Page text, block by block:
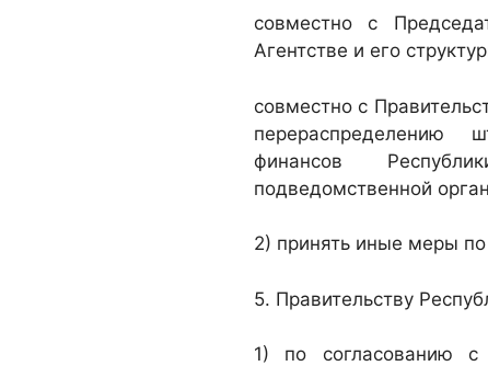
совместно с
Агентстве и его
совместно с
перераспределению
финансов
подведомственной
2) принять иные меры
5. Правительству
1) по согласованию с